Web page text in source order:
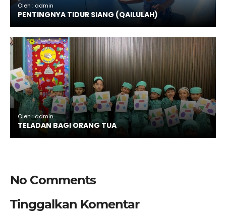
Oleh : admin
PENTINGNYA TIDUR SIANG (QAILULAH)
Oleh : admin
TELADAN BAGI ORANG TUA
No Comments
Tinggalkan Komentar